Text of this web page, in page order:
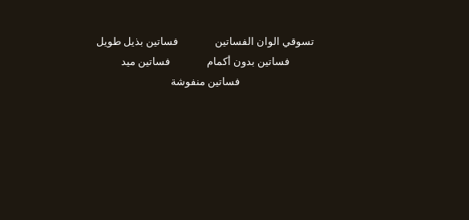
تسوقي الوان الفساتين
فساتين بذيل طويل
فساتين بدون أكمام
فساتين ميد
فساتين منفوشة